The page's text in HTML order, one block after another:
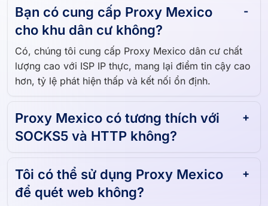
Bạn có cung cấp Proxy Mexico
cho khu dân cư không?
Có, chúng tôi cung cấp Proxy Mexico dân cư chất
lượng cao với ISP IP thực, mang lại điểm tin cậy cao
hơn, tỷ lệ phát hiện thấp và kết nối ổn định.
Proxy Mexico có tương thích với
SOCKS5 và HTTP không?
Tôi có thể sử dụng Proxy Mexico
để quét web không?